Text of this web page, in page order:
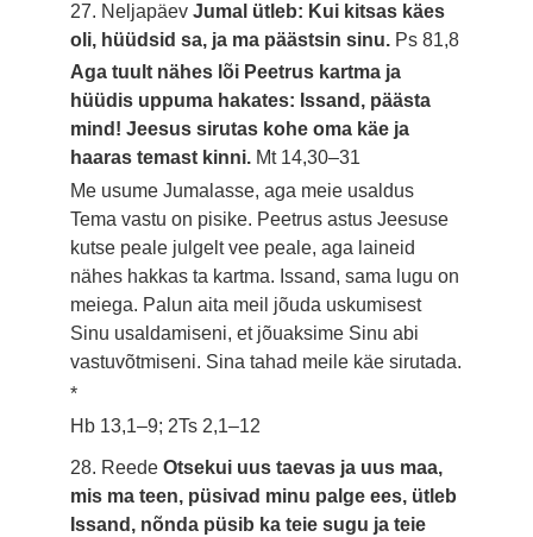
27. NeljapäevJumal ütleb: Kui kitsas käes
oli, hüüdsid sa, ja ma päästsin sinu. Ps 81,8
Aga tuult nähes lõi Peetrus kartma ja
hüüdis uppuma hakates: Issand, päästa
mind! Jeesus sirutas kohe oma käe ja
haaras temast kinni. Mt 14,30–31
Me usume Jumalasse, aga meie usaldus
Tema vastu on pisike. Peetrus astus Jeesuse
kutse peale julgelt vee peale, aga laineid
nähes hakkas ta kartma. Issand, sama lugu on
meiega. Palun aita meil jõuda uskumisest
Sinu usaldamiseni, et jõuaksime Sinu abi
vastuvõtmiseni. Sina tahad meile käe sirutada.
*
Hb 13,1–9; 2Ts 2,1–12
28. ReedeOtsekui uus taevas ja uus maa,
mis ma teen, püsivad minu palge ees, ütleb
Issand, nõnda püsib ka teie sugu ja teie